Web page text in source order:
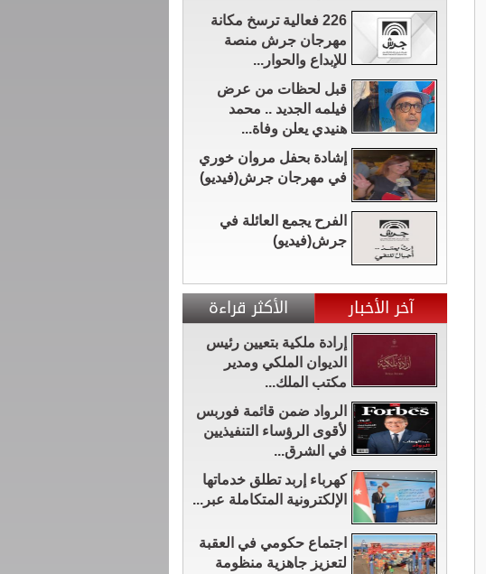
226 فعالية ترسخ مكانة
مهرجان جرش منصة
للإبداع والحوار...
قبل لحظات من عرض
فيلمه الجديد .. محمد
هنيدي يعلن وفاة...
إشادة بحفل مروان خوري
في مهرجان جرش(فيديو)
الفرح يجمع العائلة في
جرش(فيديو)
آخر الأخبار الأكثر قراءة
إرادة ملكية بتعيين رئيس
الديوان الملكي ومدير
مكتب الملك...
الرواد ضمن قائمة فوربس
لأقوى الرؤساء التنفيذيين
في الشرق...
كهرباء إربد تطلق خدماتها
الإلكترونية المتكاملة عبر...
اجتماع حكومي في العقبة
لتعزيز جاهزية منظومة